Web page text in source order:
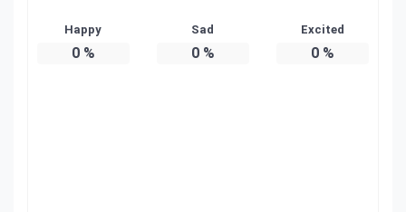
Happy
0%
Sad
0%
Excited
0%